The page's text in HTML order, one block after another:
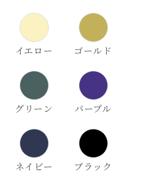
イエロー ゴールド
グリーン パープル
ネイビー ブラック